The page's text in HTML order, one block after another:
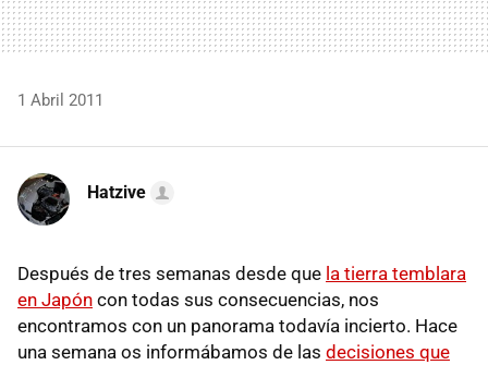
1 Abril 2011
Hatzive
Después de tres semanas desde que la tierra temblara
en Japón con todas sus consecuencias, nos
encontramos con un panorama todavía incierto. Hace
una semana os informábamos de las decisiones que